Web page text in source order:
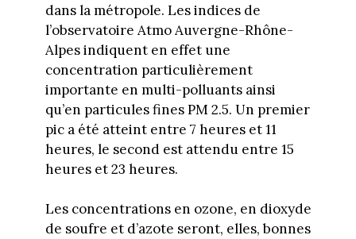
dans la métropole. Les indices de
l’observatoire Atmo Auvergne-Rhône-
Alpes indiquent en effet une
concentration particulièrement
importante en multi-polluants ainsi
qu’en particules fines PM 2.5. Un premier
pic a été atteint entre 7 heures et 11
heures, le second est attendu entre 15
heures et 23 heures.
Les concentrations en ozone, en dioxyde
de soufre et d’azote seront, elles, bonnes